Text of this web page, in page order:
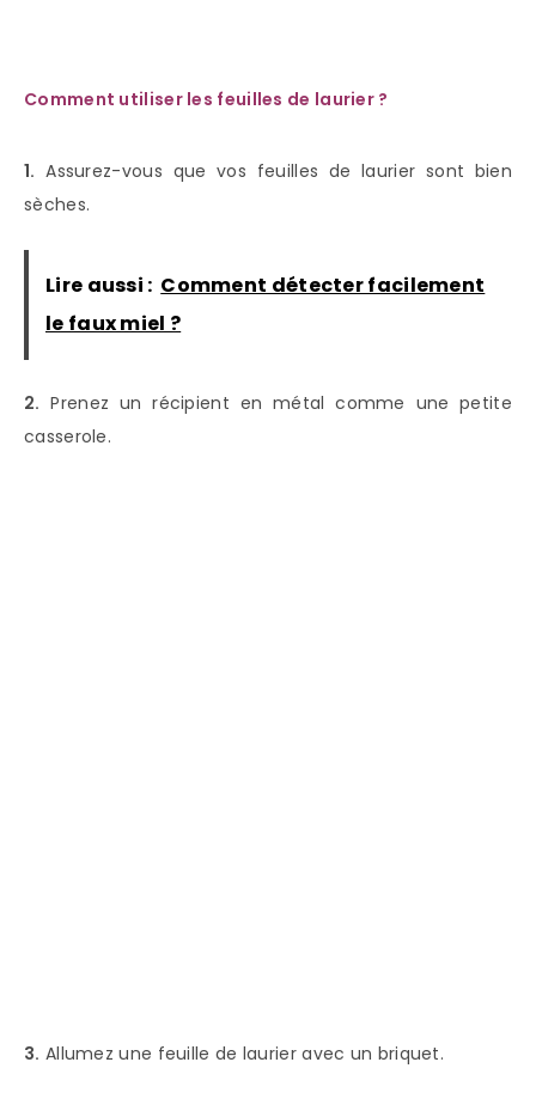
Comment utiliser les feuilles de laurier ?
1. Assurez-vous que vos feuilles de laurier sont bien
sèches.
Lire aussi : Comment détecter facilement
le faux miel ?
2. Prenez un récipient en métal comme une petite
casserole.
3. Allumez une feuille de laurier avec un briquet.